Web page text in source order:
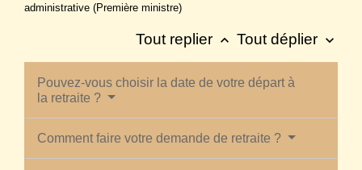
administrative (Première ministre)
Tout replier keyboard_arrow_up Tout déplier keyboard_arrow_down
Pouvez-vous choisir la date de votre départ à
la retraite ?
Comment faire votre demande de retraite ?